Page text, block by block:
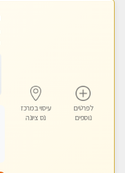
לפרטים
נוספים
עיסוי במרכז
נס ציונה